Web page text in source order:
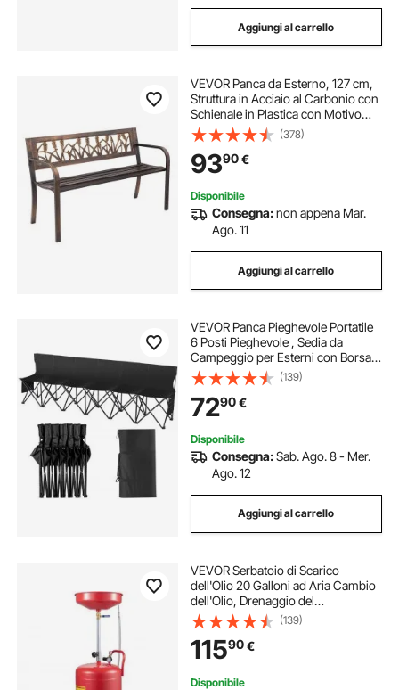
Aggiungi al carrello
VEVOR Panca da Esterno, 127 cm,
Struttura in Acciaio al Carbonio con
Schienale in Plastica con Motivo
Floreale e Braccioli con Bordo
Arrotondato, Panca da Esterno alle
Intemperie per Patio
(378)
9390€
Disponibile
Consegna:non appena Mar.
Ago. 11
Aggiungi al carrello
VEVOR Panca Pieghevole Portatile
6 Posti Pieghevole , Sedia da
Campeggio per Esterni con Borsa
per Trasporto e Schienale, Panca da
Campo Sport Calcio Pesca, Seduta
Istantanea Senza Montaggio, Nero
(139)
7290€
Disponibile
Consegna:Sab. Ago. 8 - Mer.
Ago. 12
Aggiungi al carrello
VEVOR Serbatoio di Scarico
dell'Olio 20 Galloni ad Aria Cambio
dell'Olio, Drenaggio del
Trasferimento del Carburante
Fluido Imbuto Regolabile in Altezza,
con Valvola di Regolazione della
Pressione
(139)
11590€
Disponibile